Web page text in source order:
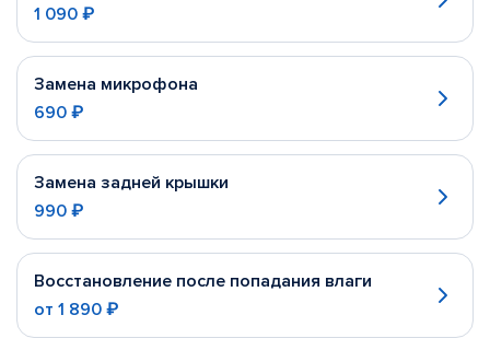
1 090 ₽
Замена микрофона
690 ₽
Замена задней крышки
990 ₽
Восстановление после попадания влаги
от 1 890 ₽